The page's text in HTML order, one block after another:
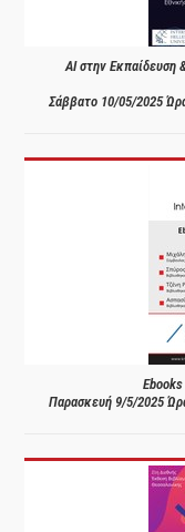
AI στην Εκπαίδευση
Σάββατο 10/05/2025
Παρασκευή 9/5/2025